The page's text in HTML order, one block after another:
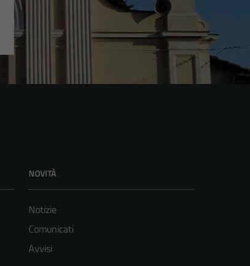
NOVITÀ
Notizie
Comunicati
Avvisi